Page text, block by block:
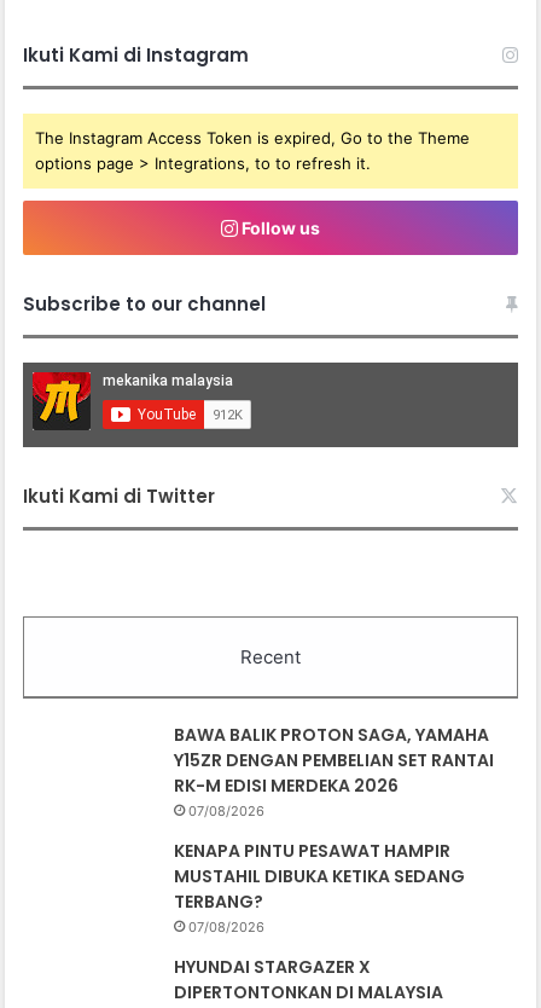
Ikuti Kami di Instagram
The Instagram Access Token is expired, Go to the Theme
options page > Integrations, to to refresh it.
Follow us
Subscribe to our channel
Ikuti Kami di Twitter
Recent
BAWA BALIK PROTON SAGA, YAMAHA
Y15ZR DENGAN PEMBELIAN SET RANTAI
RK-M EDISI MERDEKA 2026
07/08/2026
KENAPA PINTU PESAWAT HAMPIR
MUSTAHIL DIBUKA KETIKA SEDANG
TERBANG?
07/08/2026
HYUNDAI STARGAZER X
DIPERTONTONKAN DI MALAYSIA